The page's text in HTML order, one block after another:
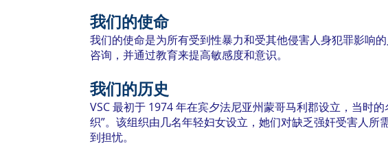
我们的使命
我们的使命是为所有受到性暴力和受其他侵害人身犯罪影响
咨询，并通过教育来提高敏感度和意识。
我们的历史
VSC 最初于 1974 年在宾夕法尼亚州蒙哥马利郡设立，当时的
织”。该组织由几名年轻妇女设立，她们对缺乏强奸受害人所
到担忧。